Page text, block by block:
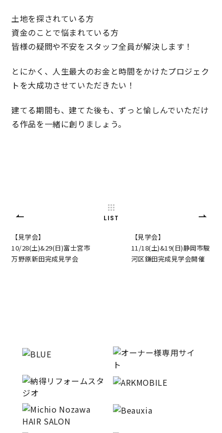
土地を探されている方
資金のことで悩まれている方
皆様の疑問や不安をスタッフ全員が解決します！
とにかく、人生最大のお金と時間をかけたプロジェク
トを大成功させていただきたい！
建てる期間も、建てた後も、ずっと愉しんでいただけ
る作品を一緒に創りましょう。
【見学会】
10/28(土)&29(日)富士宮市
万野原新田完成見学会
LIST
【見学会】
11/18(土)&19(日)静岡市駿
河区鎌田完成見学会開催